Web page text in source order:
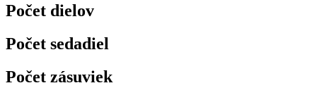
Počet dielov
Počet sedadiel
Počet zásuviek